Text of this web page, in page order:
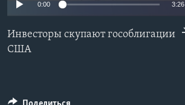
СОЦИАЛЬНЫЕ СЕТИ
0:00 3:26
Инвесторы скупают гособлигации
США